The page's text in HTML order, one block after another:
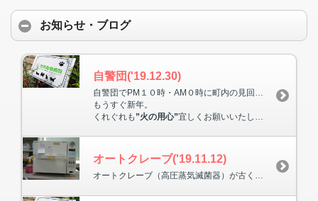
お知らせ・ブログ
自警団('19.12.30)
自警団でPM１０時・AM０時に町内の見回りをしました。
もうすぐ新年。
くれぐれも ”火の用心”宜しくお願いいたします。
オートクレーブ('19.11.12)